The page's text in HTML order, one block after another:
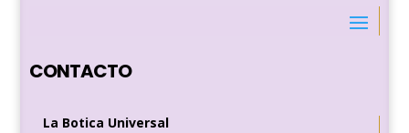
CONTACTO
La Botica Universal